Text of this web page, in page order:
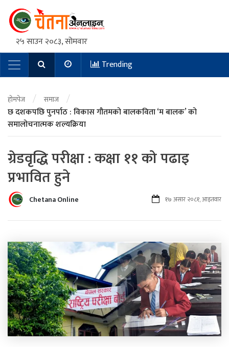
२५ साउन २०८३, सोमवार
Main NavigationTrending
होमपेज / समाज /
छ दशकपछि पुनर्पाठ : विकास गौतमको बालकविता ‘म बालक’ को
समालोचनात्मक शल्यक्रिया
ग्रेडवृद्धि परीक्षा : कक्षा ११ को पढाइ
प्रभावित हुने
Chetana Online १७ असार २०८१, आइतवार